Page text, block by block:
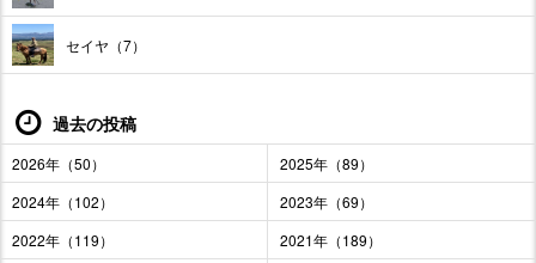
セイヤ（7）
過去の投稿
2026年（50）
2025年（89）
2024年（102）
2023年（69）
2022年（119）
2021年（189）